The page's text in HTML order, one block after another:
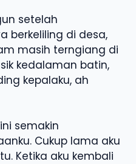
setelah
berkeliling di desa,
masih terngiang di
kedalaman batin,
kepalaku, ah
semakin
Cukup lama aku
Ketika aku kembali